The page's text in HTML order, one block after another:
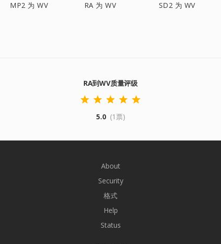
MP2 为 WV RA 为 WV SD2 为 WV
RA到WV质量评级
5.0 (1票)
About
Security
格式
Help
Status